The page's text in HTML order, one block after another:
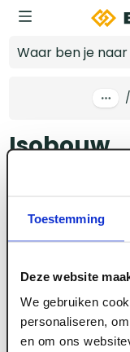
Toestemming
Deze website
We gebruiken
personaliseren,
en om ons
Ga naar
/
Isobouw
We